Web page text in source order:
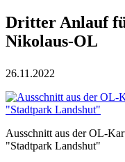
Dritter Anlauf
Nikolaus-OL
26.11.2022
Ausschnitt aus der OL-
"Stadtpark Landshut"